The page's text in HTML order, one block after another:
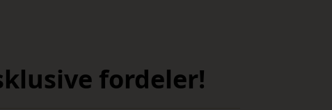
fordeler!